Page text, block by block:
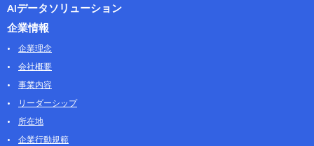
AIデータソリューション
企業情報
企業理念
会社概要
事業内容
リーダーシップ
所在地
企業行動規範